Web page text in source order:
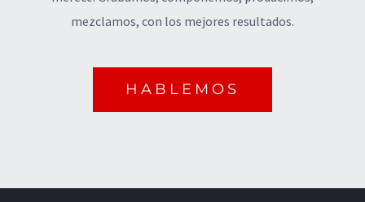
mezclamos, con los mejores resultados.
HABLEMOS